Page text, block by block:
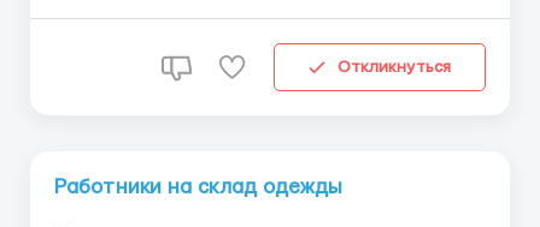
часов; 5 дн/нед. Есть возможность перера...
Откликнуться
Работники на склад одежды